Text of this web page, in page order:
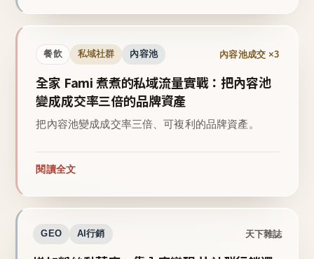
餐飲 私域社群 內容池 內容池成交 ×3
全家 Fami 煮煮的私域流量實戰：把內容池
變成成交率三倍的品牌資產
把內容池變成成交率三倍、可複利的品牌資產。
閱讀全文
GEO AI行銷 天下雜誌